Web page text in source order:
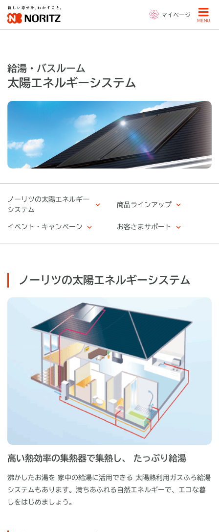
マイページ
MENU
給湯・バスルーム
太陽エネルギーシステム
ノーリツの太陽エネルギー
システム
商品ラインアップ
イベント・キャンペーン お客さまサポート
ノーリツの太陽エネルギーシステム
高い熱効率の集熱器で集熱し、 たっぷり給湯
沸かしたお湯を 家中の給湯に活用できる 太陽熱利用ガスふろ給湯
システムもあります。満ちあふれる自然エネルギーで、エコな暮
しをはじめましょう。